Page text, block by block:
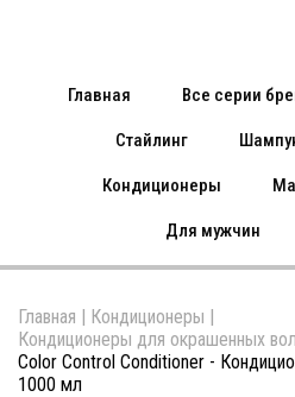
Главная Все серии
Стайлинг
Кондиционеры
Для мужчин
Главная | Кондиционеры |
Кондиционеры для окрашенных
Color Control Conditioner -
1000 мл